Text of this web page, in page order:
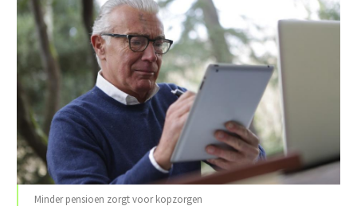
Minder pensioen zorgt voor kopzorgen